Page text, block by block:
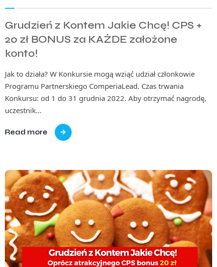
Grudzień z Kontem Jakie Chcę! CPS +
20 zł BONUS za KAŻDE założone
konto!
Jak to działa? W Konkursie mogą wziąć udział członkowie
Programu Partnerskiego ComperiaLead. Czas trwania
Konkursu: od 1 do 31 grudnia 2022. Aby otrzymać nagrodę,
uczestnik…
Read more